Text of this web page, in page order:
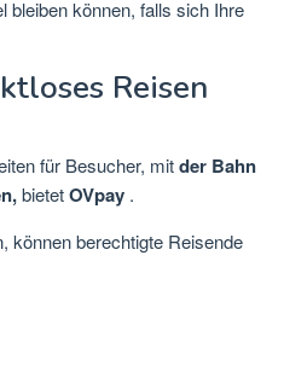
bleiben können, falls sich Ihre
Reisen
für Besucher, mitder Bahn
bietetOVpay .
können berechtigte Reisende